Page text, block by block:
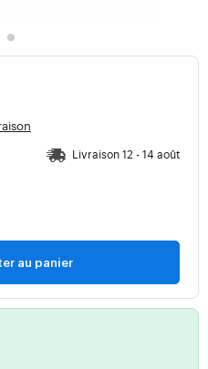
Livraison 12 - 14 août
au panier